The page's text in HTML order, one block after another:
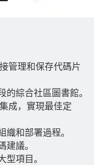
管理和保存代碼片
綜合社區圖書館。
成，實現最佳定
和部署過程。
議。
項目。